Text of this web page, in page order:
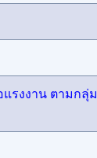
รงงาน ตามกลุ่ม